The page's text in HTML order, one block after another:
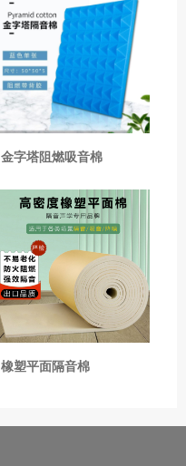
金字塔阻燃吸音棉
橡塑平面隔音棉